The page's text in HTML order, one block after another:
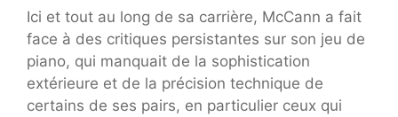
Ici et tout au long de sa carrière, McCann a fait
face à des critiques persistantes sur son jeu de
piano, qui manquait de la sophistication
extérieure et de la précision technique de
certains de ses pairs, en particulier ceux qui